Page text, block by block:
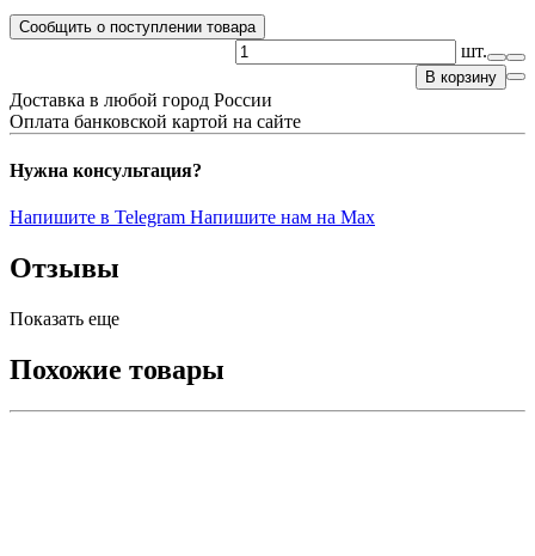
Сообщить о поступлении товара
шт.
В корзину
Доставка в любой город России
Оплата банковской картой на сайте
Нужна консультация?
Напишите в Telegram Напишите нам на Max
Отзывы
Показать еще
Похожие товары